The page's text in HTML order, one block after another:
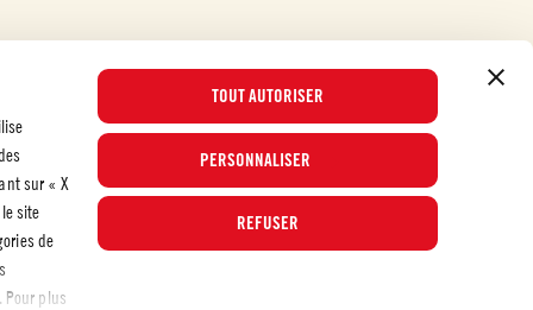
sur « X
site
de
Pour plus
TOUT AUTORISER
PERSONNALISER
REFUSER